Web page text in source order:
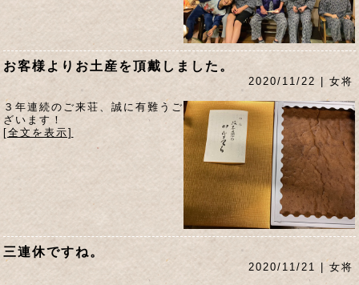
お客様よりお土産を頂戴しました。
2020/11/22 | 女将
３年連続のご来荘、誠に有難うご
ざいます！
[全文を表示]
三連休ですね。
2020/11/21 | 女将